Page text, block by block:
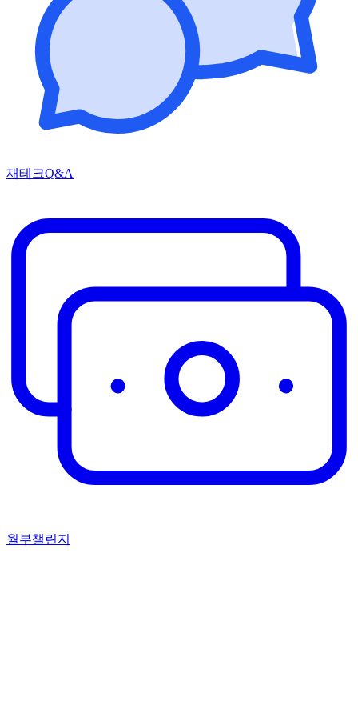
재테크Q&A
월부챌린지